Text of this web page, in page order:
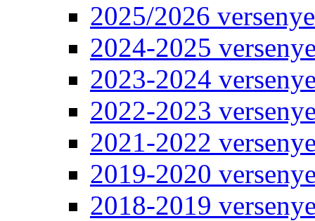
2025/2026
2024-2025
2023-2024
2022-2023
2021-2022
2019-2020
2018-2019